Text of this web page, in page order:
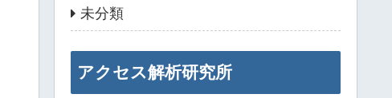
未分類
アクセス解析研究所